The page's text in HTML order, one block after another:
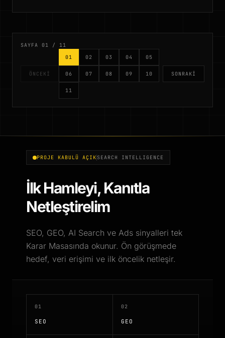
SAYFA 01 / 11
ÖNCEKI
01 02 03 04 05
06 07 08 09 10
11
SONRAKI
PROJE KABULÜ AÇIK SEARCH INTELLIGENCE
İlk Hamleyi,Kanıtla
Netleştirelim
SEO, GEO, AI Search ve Ads sinyalleri tek
Karar Masasında okunur. Ön görüşmede
hedef, veri erişimi ve ilk öncelik netleşir.
01
SEO
02
GEO